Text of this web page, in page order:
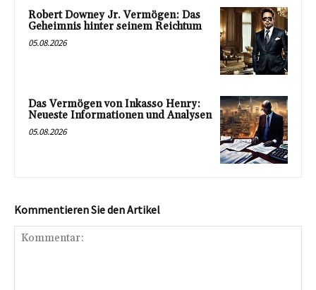
Robert Downey Jr. Vermögen: Das
Geheimnis hinter seinem Reichtum
05.08.2026
Das Vermögen von Inkasso Henry:
Neueste Informationen und Analysen
05.08.2026
Kommentieren Sie den Artikel